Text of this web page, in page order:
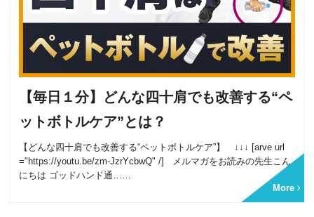
【毎日１分】どんな四十肩でも改善する“ペ
ットボトルケア”とは？
【どんな四十肩でも改善する“ペットボトルケア”】 ↓↓↓ [arve url
="https://youtu.be/zm-JzrYcbwQ" /] メルマガをお読みの先生こん
にちは ゴッドハンド通……
More